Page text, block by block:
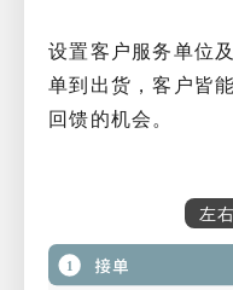
设置客户服务单位
单到出货，客户皆
回馈的机会。
左